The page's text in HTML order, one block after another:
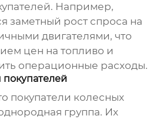
Например,
заметный рост спроса на
двигателями, что
цен на топливо и
операционные расходы.
покупатели колесных
группа. Их